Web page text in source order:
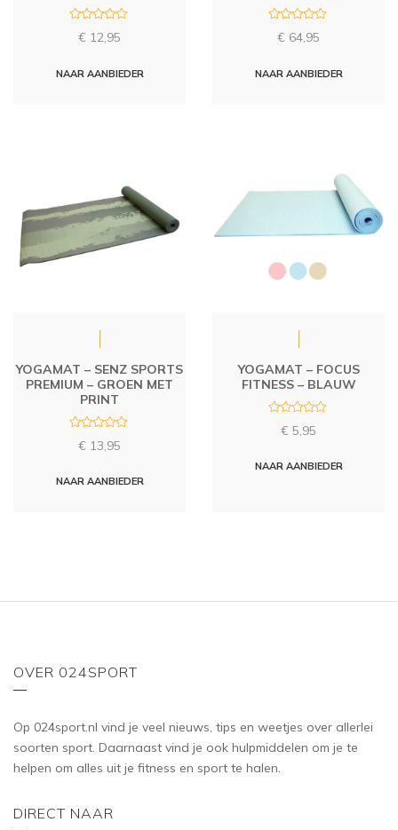
d
€ 12,95
NAAR AANBIEDER
d
€ 64,95
NAAR AANBIEDER
YOGAMAT – SENZ SPORTS
PREMIUM – GROEN MET
PRINT
d
€ 13,95
NAAR AANBIEDER
YOGAMAT – FOCUS
FITNESS – BLAUW
d
€ 5,95
NAAR AANBIEDER
OVER 024SPORT
Op 024sport.nl vind je veel nieuws, tips en weetjes over allerlei
soorten sport. Daarnaast vind je ook hulpmiddelen om je te
helpen om alles uit je fitness en sport te halen.
DIRECT NAAR